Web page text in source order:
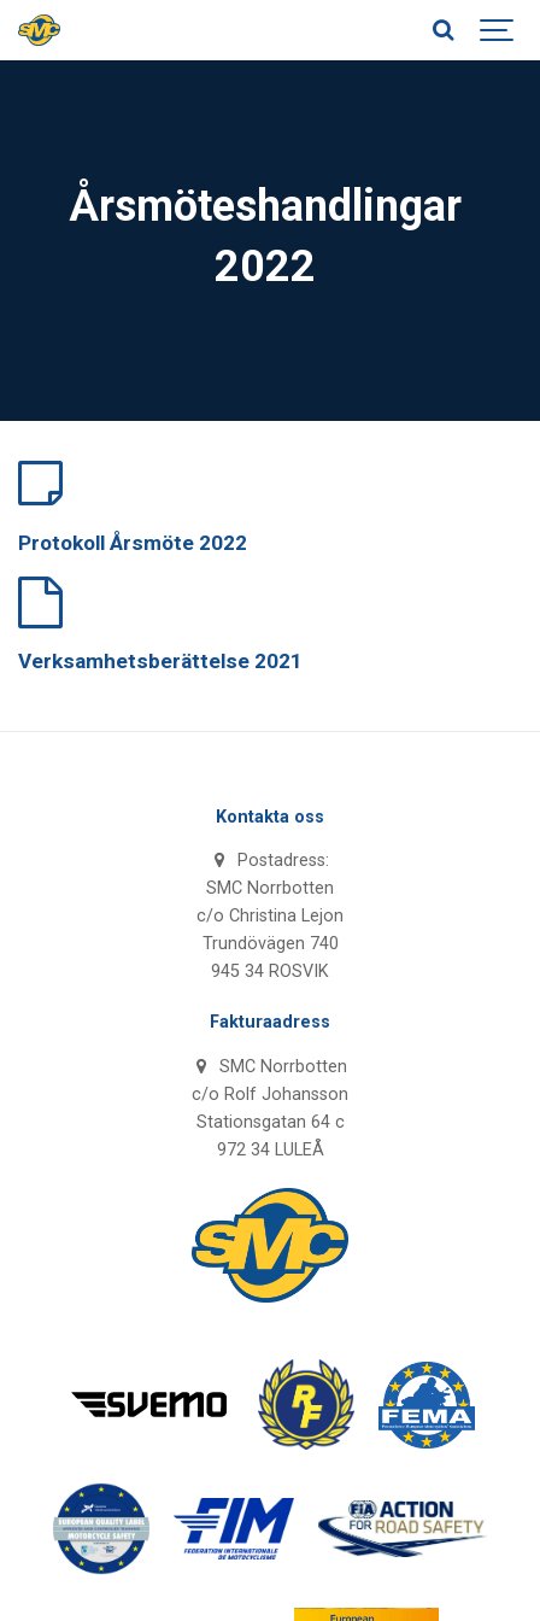
Årsmöteshandlingar
2022
Protokoll Årsmöte 2022
Verksamhetsberättelse 2021
Kontakta oss
Postadress:
SMC Norrbotten
c/o Christina Lejon
Trundövägen 740
945 34 ROSVIK
Fakturaadress
SMC Norrbotten
c/o Rolf Johansson
Stationsgatan 64 c
972 34 LULEÅ